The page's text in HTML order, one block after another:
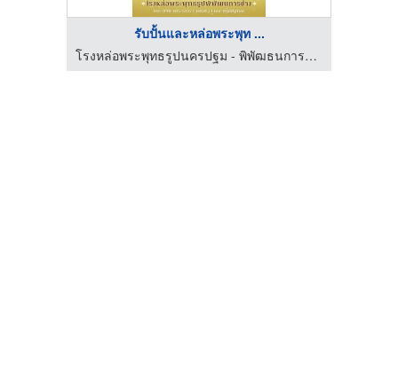
รับปั้นและหล่อพระพุท ...
โรงหล่อพระพุทธรูปนครปฐม - พิพัฒธนการช่าง